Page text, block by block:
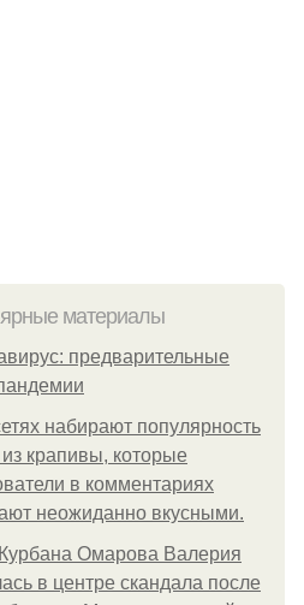
материалы
предварительные
набирают популярность
крапивы, которые
в комментариях
неожиданно вкусными.
Омарова Валерия
в центре скандала после